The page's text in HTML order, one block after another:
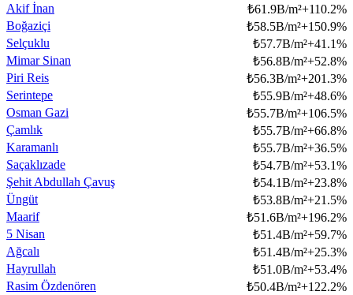
Akif İnan
₺61.9B/m²+110.2%
Boğaziçi
₺58.5B/m²+150.9%
Selçuklu
₺57.7B/m²+41.1%
Mimar Sinan
₺56.8B/m²+52.8%
Piri Reis
₺56.3B/m²+201.3%
Serintepe
₺55.9B/m²+48.6%
Osman Gazi
₺55.7B/m²+106.5%
Çamlık
₺55.7B/m²+66.8%
Karamanlı
₺55.7B/m²+36.5%
Saçaklızade
₺54.7B/m²+53.1%
Şehit Abdullah Çavuş
₺54.1B/m²+23.8%
Üngüt
₺53.8B/m²+21.5%
Maarif
₺51.6B/m²+196.2%
5 Nisan
₺51.4B/m²+59.7%
Ağcalı
₺51.4B/m²+25.3%
Hayrullah
₺51.0B/m²+53.4%
Rasim Özdenören
₺50.4B/m²+122.2%